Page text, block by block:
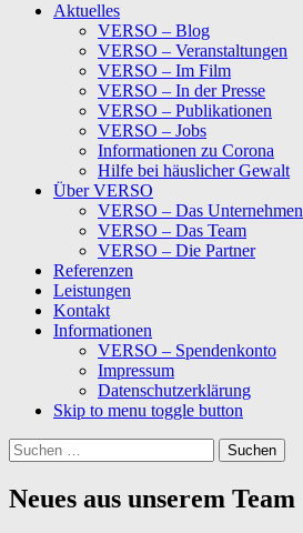
Aktuelles
VERSO – Blog
VERSO – Veranstaltungen
VERSO – Im Film
VERSO – In der Presse
VERSO – Publikationen
VERSO – Jobs
Informationen zu Corona
Hilfe bei häuslicher Gewalt
Über VERSO
VERSO – Das Unternehmen
VERSO – Das Team
VERSO – Die Partner
Referenzen
Leistungen
Kontakt
Informationen
VERSO – Spendenkonto
Impressum
Datenschutzerklärung
Skip to menu toggle button
Suchen
nach:
Neues aus unserem Team